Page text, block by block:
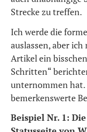
Strecke zu treffen.
Ich werde die
auslassen, aber
Artikel ein
Schritten“
unternommen hat.
bemerkenswerte
Beispiel Nr. 1: